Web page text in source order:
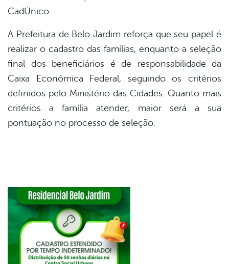
CadÚnico.
A Prefeitura de Belo Jardim reforça que seu papel é
realizar o cadastro das famílias, enquanto a seleção
final dos beneficiários é de responsabilidade da
Caixa Econômica Federal, seguindo os critérios
definidos pelo Ministério das Cidades. Quanto mais
critérios a família atender, maior será a sua
pontuação no processo de seleção.